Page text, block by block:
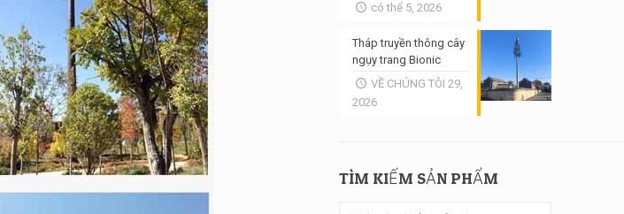
có thể 5, 2026
Tháp truyền thông cây
ngụy trang Bionic
VỀ CHÚNG TÔI 29,
2026
TÌM KIẾM SẢN PHẨM